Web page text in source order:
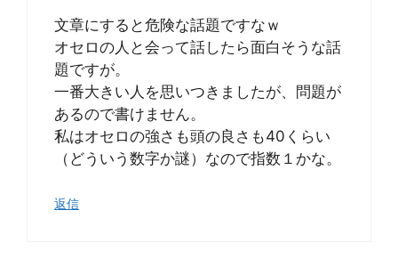
文章にすると危険な話題ですなｗ
オセロの人と会って話したら面白そうな話
題ですが。
一番大きい人を思いつきましたが、問題が
あるので書けません。
私はオセロの強さも頭の良さも40くらい
（どういう数字か謎）なので指数１かな。
返信